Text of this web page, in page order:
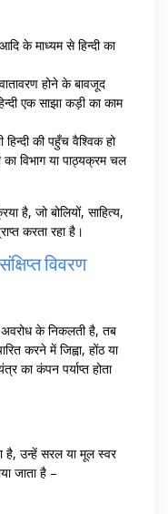
के माध्यम से हिन्दी का
होने के बावजूद
एक साझा कड़ी का काम
की पहुँच वैश्विक हो
का विभाग या पाठ्यक्रम चल
है, जो बोलियों, साहित्य,
करता रहा है।
विवरण
के निकलती है, तब
करने में जिह्वा, होंठ या
का कंपन पर्याप्त होता
है, उन्हें सरल या मूल स्वर
जाता है –